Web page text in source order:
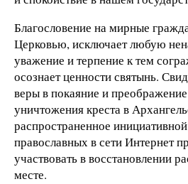
Благословение на мирные
Церковью, исключает любую
уважение и терпение к тем
осознает ценности святынь.
веры в покаяние и
уничтожения креста в
распространенное
православных в сети Интернет
участвовать в восстановлении
месте.